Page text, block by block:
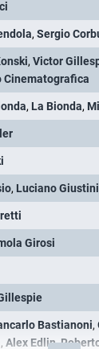
, Sergio
, Victor
Cinematografica
, La Bionda,
, Luciano Giustini
Girosi
Bastianoni,
, Alex Edlin,